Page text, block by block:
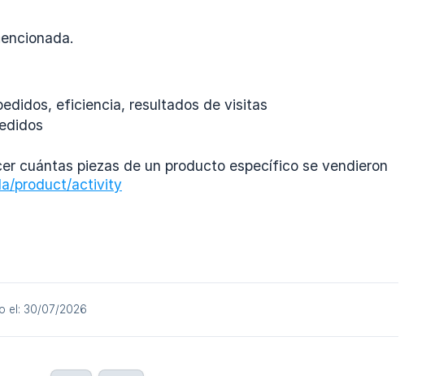
eficiencia, resultados de visitas
cuántas piezas de un producto específico se vendieron
product/activity
el: 30/07/2026